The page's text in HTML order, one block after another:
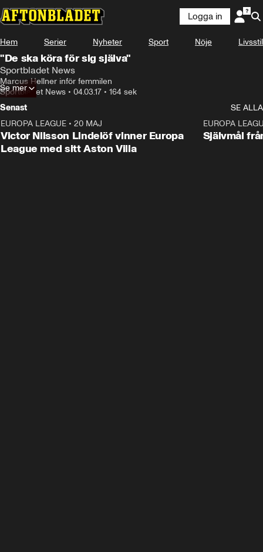
Logga in
Hem Serier Nyheter Sport Nöje Livsstil
"De ska köra för sig själva"
Sportbladet News
Marcus Hellner inför femmilen
Sportbladet News • 04.03.17 • 164 sek
Se mer
Senast
SE ALLA
EUROPA LEAGUE • 20 MAJ
Victor Nilsson Lindelöf vinner Europa
League med sitt Aston Villa
EUROPA
Självmål